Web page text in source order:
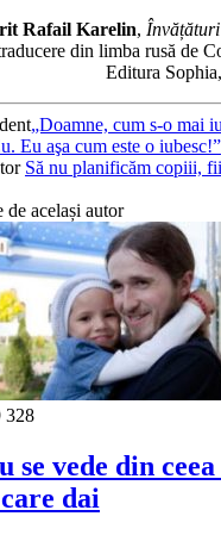
Rafail Karelin,
din limba rusă de
Editura
„Doamne, cum s-o mai
Eu aşa cum este o iubesc!”
Să nu planificăm copiii,
de același autor
328
se vede din
dai